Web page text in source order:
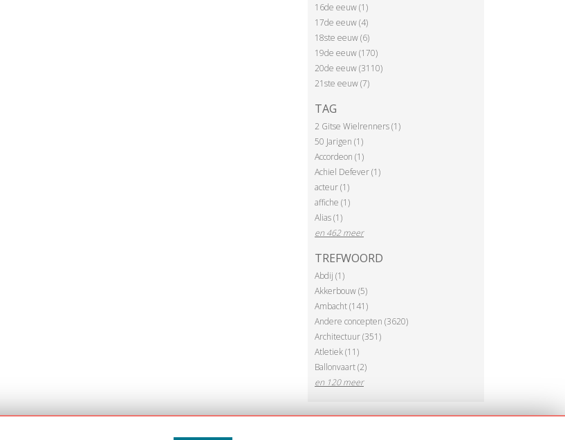
16de eeuw (1)
17de eeuw (4)
18ste eeuw (6)
19de eeuw (170)
20de eeuw (3110)
21ste eeuw (7)
TAG
2 Gitse Wielrenners (1)
50 Jarigen (1)
Accordeon (1)
Achiel Defever (1)
acteur (1)
affiche (1)
Alias (1)
en 462 meer
TREFWOORD
Abdij (1)
Akkerbouw (5)
Ambacht (141)
Andere concepten (3620)
Architectuur (351)
Atletiek (11)
Ballonvaart (2)
en 120 meer